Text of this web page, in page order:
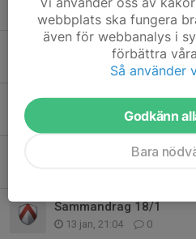
28 feb, 20:22
Sammandrag 1/3
23 feb, 20:39 0
Försäljning - Kakservice
11 feb, 21:07 0
Sammandrag 18/1
13 jan, 21:04 0
webbplats ska fungera
även för webbanalys i
förbättra
Så använder
Godkänn
Bara